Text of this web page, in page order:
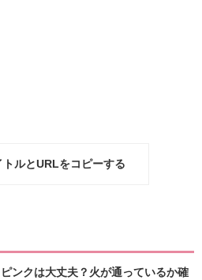
トルとURLをコピーする
ンクは大丈夫？火が通っているか確